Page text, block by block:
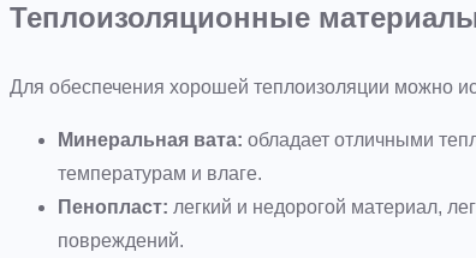
Теплоизоляционные
Для обеспечения хорошей теплоизоляции можно
Минеральная вата: обладает отличными
температурам и влаге.
Пенопласт: легкий и недорогой материал,
повреждений.